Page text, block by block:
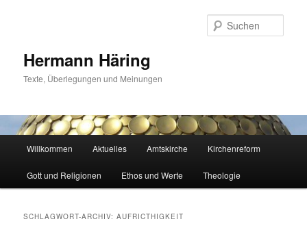
Hermann Häring
Texte, Überlegungen und Meinungen
Willkommen Aktuelles Amtskirche Kirchenreform
Gott und Religionen Ethos und Werte Theologie
SCHLAGWORT-ARCHIV:AUFRICTHIGKEIT